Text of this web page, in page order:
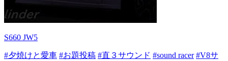
S660 JW5
#夕焼けと愛車 #お題投稿 #直３サウンド #sound racer #V8サ